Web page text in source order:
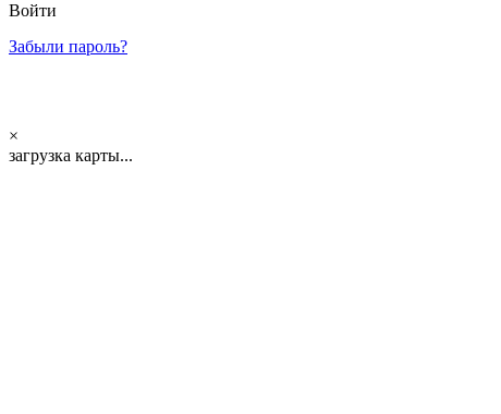
Войти
Забыли пароль?
×
загрузка карты...